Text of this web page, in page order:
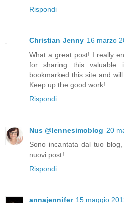
Rispondi
Christian Jenny 16 marzo
What a great post! I really
for sharing this valuable
bookmarked this site and
Keep up the good work!
Rispondi
Nus @lennesimoblog 20
Sono incantata dal tuo
nuovi post!
Rispondi
annajennifer 15 maggio